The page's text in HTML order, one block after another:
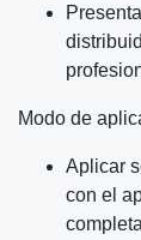
Modo de
Aplicar
con el